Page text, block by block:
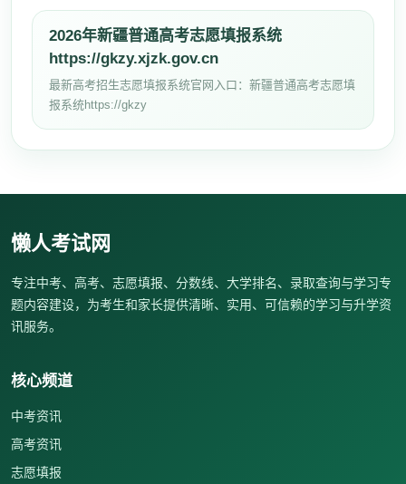
2026年新疆普通高考志愿填报系统
https://gkzy.xjzk.gov.cn
最新高考招生志愿填报系统官网入口：新疆普通高考志愿填
报系统https://gkzy
懒人考试网
专注中考、高考、志愿填报、分数线、大学排名、录取查询与学习专
题内容建设，为考生和家长提供清晰、实用、可信赖的学习与升学资
讯服务。
核心频道
中考资讯
高考资讯
志愿填报